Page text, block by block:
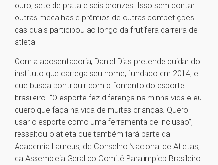
ouro, sete de prata e seis bronzes. Isso sem contar
outras medalhas e prêmios de outras competições
das quais participou ao longo da frutífera carreira de
atleta.
Com a aposentadoria, Daniel Dias pretende cuidar do
instituto que carrega seu nome, fundado em 2014, e
que busca contribuir com o fomento do esporte
brasileiro. “O esporte fez diferença na minha vida e eu
quero que faça na vida de muitas crianças. Quero
usar o esporte como uma ferramenta de inclusão”,
ressaltou o atleta que também fará parte da
Academia Laureus, do Conselho Nacional de Atletas,
da Assembleia Geral do Comitê Paralímpico Brasileiro